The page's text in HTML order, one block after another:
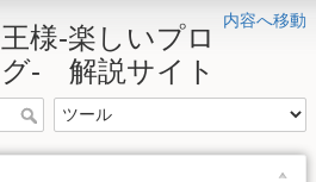
内容へ移動
様-楽しいプロ
- 解説サイト